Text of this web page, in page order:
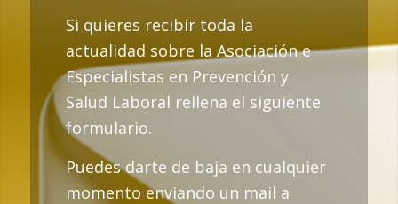
Si quieres recibir toda la
actualidad sobre la Asociación e
Especialistas en Prevención y
Salud Laboral rellena el siguiente
formulario.
Puedes darte de baja en cualquier
momento enviando un mail a